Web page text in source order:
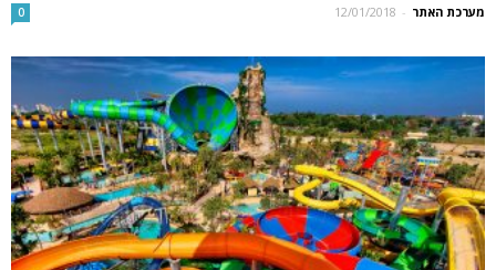
מערכת האתר -
12/01/2018
0